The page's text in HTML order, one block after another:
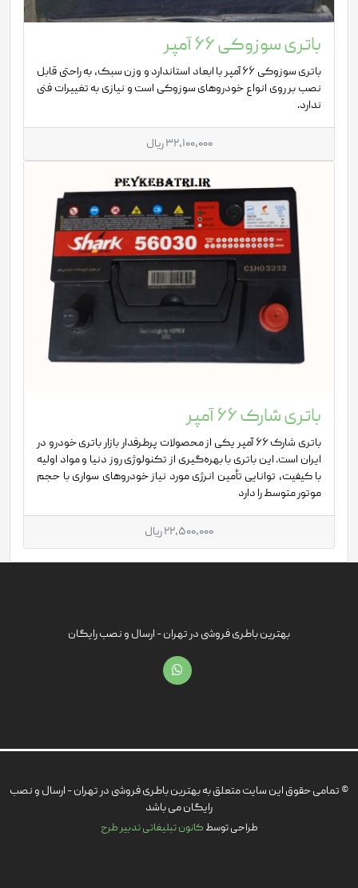
باتری سوزوکی 66 آمپر
باتری سوزوکی 66 آمپر با ابعاد استاندارد و وزن سبک، به راحتی قابل
نصب بر روی انواع خودروهای سوزوکی است و نیازی به تغییرات فنی
ندارد.
32,100,000 ریال
باتری شارک 66 آمپر
باتری شارک 66 آمپر یکی از محصولات پرطرفدار بازار باتری خودرو در
ایران است. این باتری با بهره‌گیری از تکنولوژی روز دنیا و مواد اولیه
با کیفیت، توانایی تأمین انرژی مورد نیاز خودروهای سواری با حجم
موتور متوسط را دارد
22,500,000 ریال
بهترین باطری فروشی در تهران - ارسال و نصب رایگان
© تمامی حقوق این سایت متعلق به بهترین باطری فروشی در تهران - ارسال و نصب
رایگان می باشد
طراحی توسط کانون تبلیغاتی تدبیر طرح